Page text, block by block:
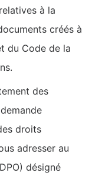
à la
créés à
du Code de la
des
droits
adresser au
désigné